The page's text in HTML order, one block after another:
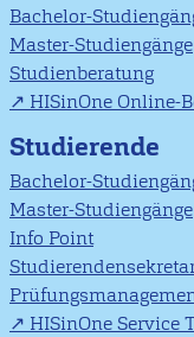
Bachelor-
Master-Studiengänge
Studienberatung
HISinOne Online-
Studierende
Bachelor-
Master-Studiengänge
Info Point
HISinOne Service